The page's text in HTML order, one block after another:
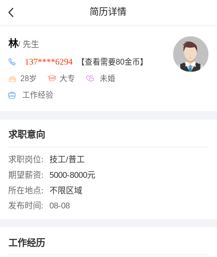
简历详情
林/ 先生
137****6294 【查看需要80金币】
28岁 大专 未婚
工作经验
求职意向
求职岗位:
技工/普工
期望薪资:
5000-8000元
所在地点:
不限区域
发布时间:
08-08
工作经历